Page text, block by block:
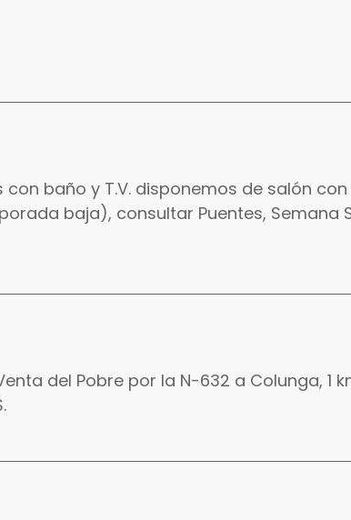
baño y T.V. disponemos de salón
baja), consultar Puentes, Semana
del Pobre por la N-632 a Colunga, 1